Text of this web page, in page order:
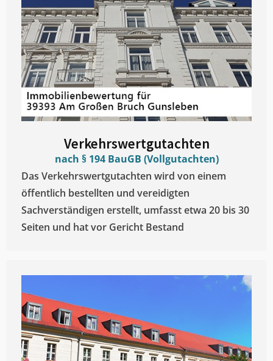
Verkehrswertgutachten
nach § 194 BauGB (Vollgutachten)
Das Verkehrswertgutachten wird von einem
öffentlich bestellten und vereidigten
Sachverständigen erstellt, umfasst etwa 20 bis 30
Seiten und hat vor Gericht Bestand